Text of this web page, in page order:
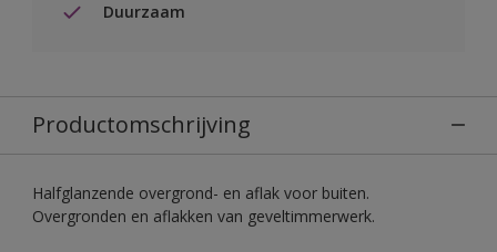
Duurzaam
Productomschrijving
Halfglanzende overgrond- en aflak voor buiten.
Overgronden en aflakken van geveltimmerwerk.